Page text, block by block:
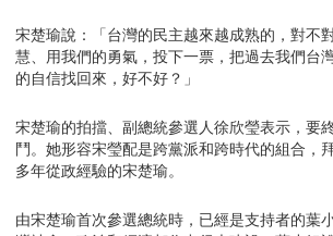
宋楚瑜說：「台灣的民主越來越成熟的，對不
慧、用我們的勇氣，投下一票，把過去我們台
的自信找回來，好不好？」
宋楚瑜的拍擋、副總統參選人徐欣瑩表示，要
鬥。她形容宋瑩配是跨黨派和跨時代的組合，
多年從政經驗的宋楚瑜。
由宋楚瑜首次參選總統時，已經是支持者的葉